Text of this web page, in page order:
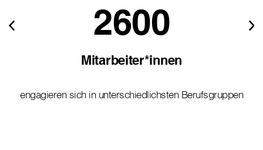
2600
Mitarbeiter*innen
engagieren sich in unterschiedlichsten Berufsgruppen